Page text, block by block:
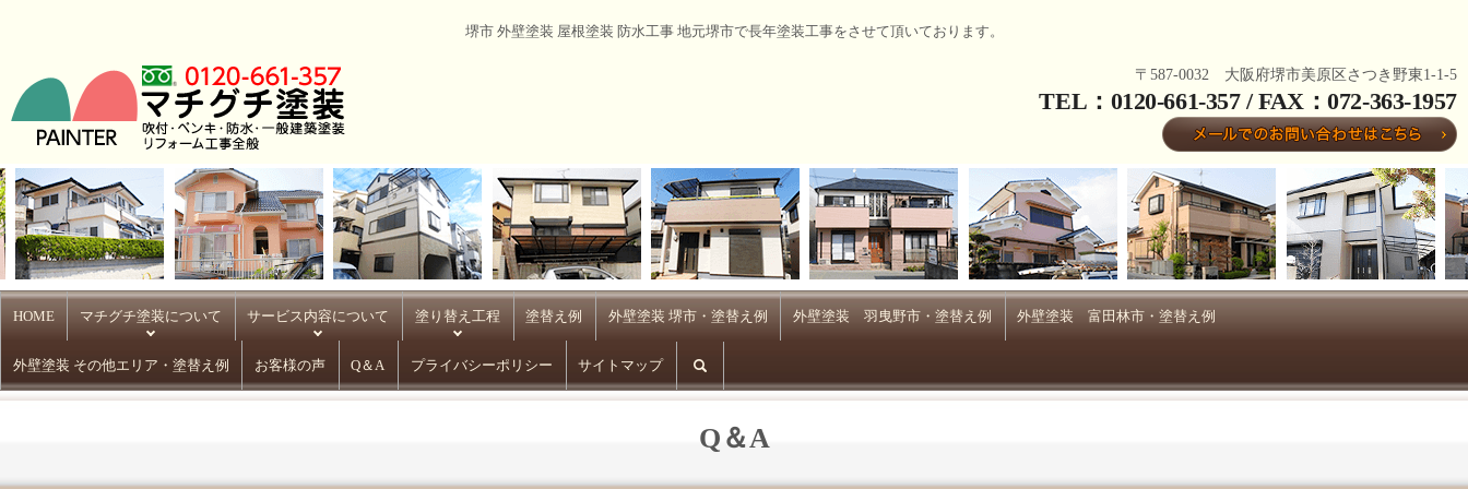
堺市 外壁塗装 屋根塗装 防水工事 地元堺市で長年塗装工事をさせて頂いております。
HOME マチグチ塗装について サービス内容について 塗り替え工程 塗替え例 外壁塗装 堺市・塗替え例 外壁塗装 羽曳野市・塗替え例 外壁塗装 富田林市・塗替え例
外壁塗装 その他エリア・塗替え例 お客様の声 Q＆A プライバシーポリシー サイトマップ search
〒587-0032 大阪府堺市美原区さつき野東1-1-5
TEL：0120-661-357 / FAX：072-363-1957
Q＆A